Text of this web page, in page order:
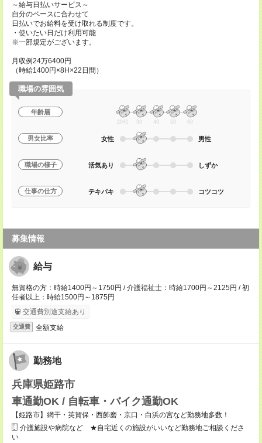
～給与日払いサービス～
自分のペースに合わせて
日払いでお給料を受け取れる制度です。
・使いたい日だけ利用可能
※一部規定がございます。
月収例24万6400円
（時給1400円×8H×22日間）
職場の雰囲気
年齢層
20代 30 40 50 60
男女比率 女性 男性
職場の様子 活気あり しずか
仕事の仕方 テキパキ コツコツ
募集情報
給与
無資格の方：時給1400円～1750円 / 介護福祉士：時給1700円～2125円 / 初
任者以上：時給1500円～1875円
交通費別途支給あり
交通費 全額支給
勤務地
兵庫県姫路市
車通勤OK / 自転車・バイク通勤OK
【姫路市】網干・英賀保・西飾磨・京口・白浜の宮など勤務地多数！
介護施設や病院など ★自宅近くの施設がいいなど勤務地ご相談くださ
い